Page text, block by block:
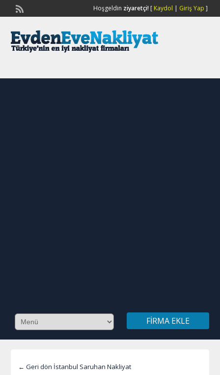
Hoşgeldin ziyaretçi![ Kaydol | Giriş Yap ]
FIRMA EKLE
← Geri dön İstanbul Saruhan Nakliyat